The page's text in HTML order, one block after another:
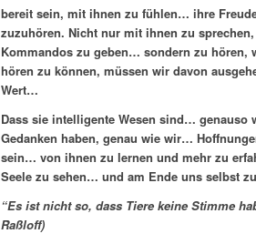
bereit sein, mit ihnen zu fühlen… ihre
zuzuhören. Nicht nur mit ihnen zu
Kommandos zu geben… sondern zu hören,
hören zu können, müssen wir davon
Wert…
Dass sie intelligente Wesen sind… genauso
Gedanken haben, genau wie wir…
sein… von ihnen zu lernen und mehr zu
Seele zu sehen… und am Ende uns selbst
“Es ist nicht so, dass Tiere keine Stimme
Raßloff)